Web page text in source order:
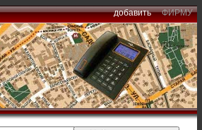
добавить ФИРМУ